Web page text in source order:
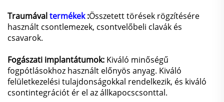
Traumávaltermékek:Összetett törések rögzítésére
használt csontlemezek, csontvelőbeli clavák és
csavarok.
Fogászati implantátumok: Kiváló minőségű
fogpótlásokhoz használt előnyös anyag. Kiváló
felületkezelési tulajdonságokkal rendelkezik, és kiváló
csontintegrációt ér el az állkapocscsonttal.